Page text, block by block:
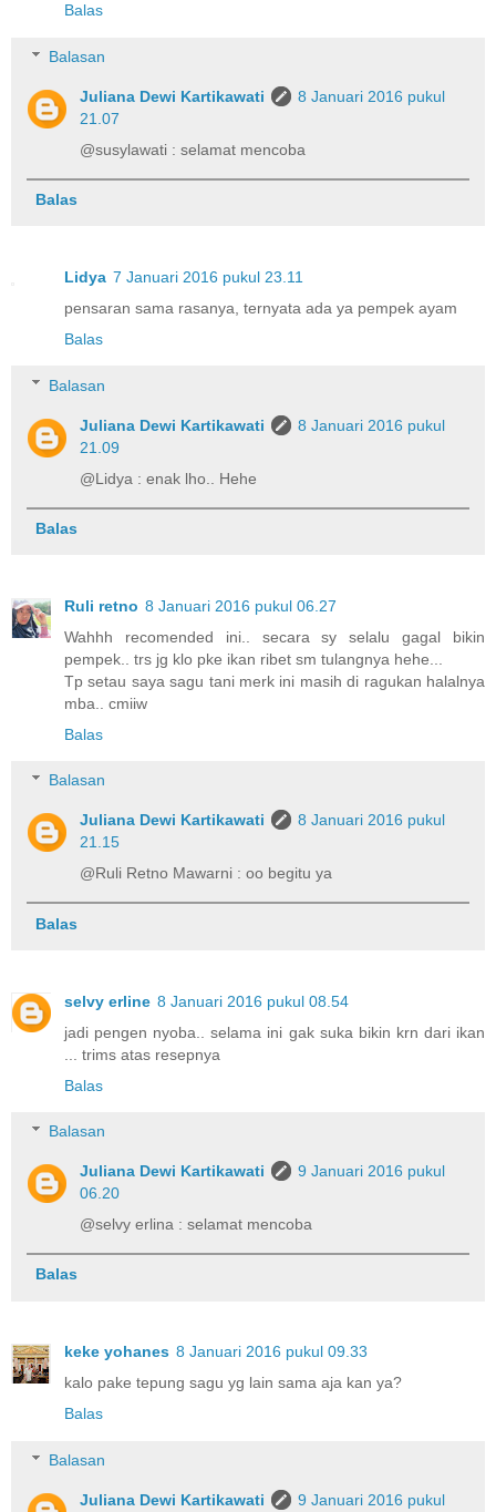
Balas
Balasan
Juliana Dewi Kartikawati
8 Januari 2016 pukul
21.07
@susylawati : selamat mencoba
Balas
Lidya 7 Januari 2016 pukul 23.11
pensaran sama rasanya, ternyata ada ya pempek ayam
Balas
Balasan
Juliana Dewi Kartikawati
8 Januari 2016 pukul
21.09
@Lidya : enak lho.. Hehe
Balas
Ruli retno 8 Januari 2016 pukul 06.27
Wahhh recomended ini.. secara sy selalu gagal bikin
pempek.. trs jg klo pke ikan ribet sm tulangnya hehe...
Tp setau saya sagu tani merk ini masih di ragukan halalnya
mba.. cmiiw
Balas
Balasan
Juliana Dewi Kartikawati
8 Januari 2016 pukul
21.15
@Ruli Retno Mawarni : oo begitu ya
Balas
selvy erline 8 Januari 2016 pukul 08.54
jadi pengen nyoba.. selama ini gak suka bikin krn dari ikan
... trims atas resepnya
Balas
Balasan
Juliana Dewi Kartikawati
9 Januari 2016 pukul
06.20
@selvy erlina : selamat mencoba
Balas
keke yohanes 8 Januari 2016 pukul 09.33
kalo pake tepung sagu yg lain sama aja kan ya?
Balas
Balasan
Juliana Dewi Kartikawati 9 Januari 2016 pukul